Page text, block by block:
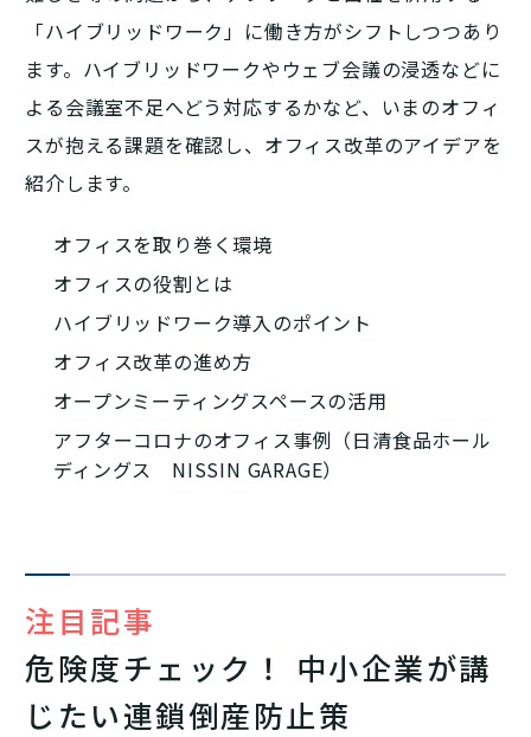
「ハイブリッドワーク」に働き方がシフトしつつあり
ます。ハイブリッドワークやウェブ会議の浸透などに
よる会議室不足へどう対応するかなど、いまのオフィ
スが抱える課題を確認し、オフィス改革のアイデアを
紹介します。
オフィスを取り巻く環境
オフィスの役割とは
ハイブリッドワーク導入のポイント
オフィス改革の進め方
オープンミーティングスペースの活用
アフターコロナのオフィス事例（日清食品ホール
ディングス NISSIN GARAGE）
注目記事
危険度チェック！ 中小企業が講
じたい連鎖倒産防止策